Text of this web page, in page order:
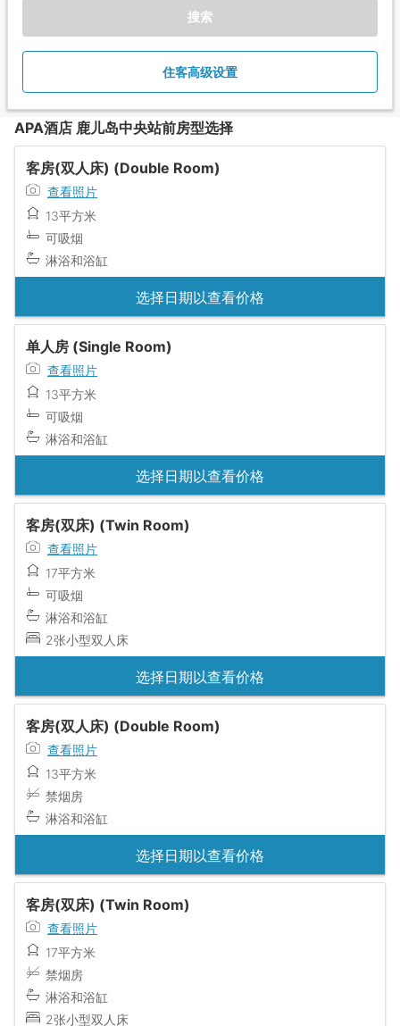
搜索
住客高级设置
APA酒店 鹿儿岛中央站前房型选择
客房(双人床) (Double Room)
查看照片
13平方米
可吸烟
淋浴和浴缸
选择日期以查看价格
单人房 (Single Room)
查看照片
13平方米
可吸烟
淋浴和浴缸
选择日期以查看价格
客房(双床) (Twin Room)
查看照片
17平方米
可吸烟
淋浴和浴缸
2张小型双人床
选择日期以查看价格
客房(双人床) (Double Room)
查看照片
13平方米
禁烟房
淋浴和浴缸
选择日期以查看价格
客房(双床) (Twin Room)
查看照片
17平方米
禁烟房
淋浴和浴缸
2张小型双人床